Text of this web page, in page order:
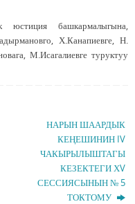
юстиция башкармалыгына,
Х.Канапиевге, Н.
М.Исагалиевге туруктуу
НАРЫН ШААРДЫК
КЕҢЕШИНИН IV
ЧАКЫРЫЛЫШТАГЫ
КЕЗЕКТЕГИ ХV
СЕССИЯСЫНЫН № 5
ТОКТОМУ